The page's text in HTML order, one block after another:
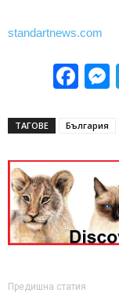
standartnews.com
ТАГОВЕ България
Предишна статия